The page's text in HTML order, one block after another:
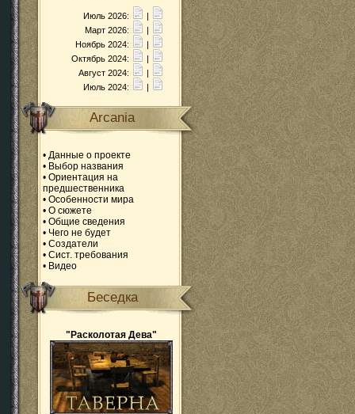
Июль 2026:
|
Март 2026:
|
Ноябрь 2024:
|
Октябрь 2024:
|
Август 2024:
|
Июль 2024:
|
Arcania
• Данные о проекте
• Выбор названия
• Ориентация на
предшественника
• Особенности мира
• О сюжете
• Общие сведения
• Чего не будет
• Создатели
• Сист. требования
• Видео
Беседка
"Расколотая Дева"